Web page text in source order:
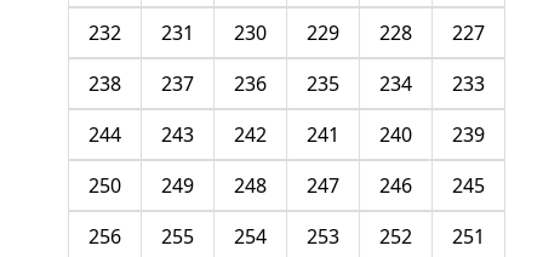
227
228
229
230
231
232
233
234
235
236
237
238
239
240
241
242
243
244
245
246
247
248
249
250
251
252
253
254
255
256